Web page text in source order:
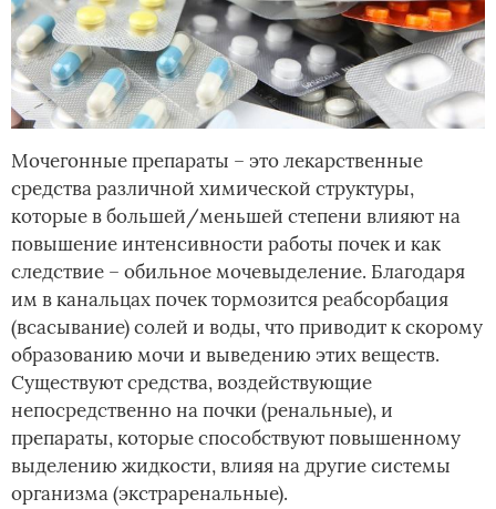
Мочегонные препараты – это лекарственные
средства различной химической структуры,
которые в большей/меньшей степени влияют на
повышение интенсивности работы почек и как
следствие – обильное мочевыделение. Благодаря
им в канальцах почек тормозится реабсорбация
(всасывание) солей и воды, что приводит к скорому
образованию мочи и выведению этих веществ.
Существуют средства, воздействующие
непосредственно на почки (ренальные), и
препараты, которые способствуют повышенному
выделению жидкости, влияя на другие системы
организма (экстраренальные).